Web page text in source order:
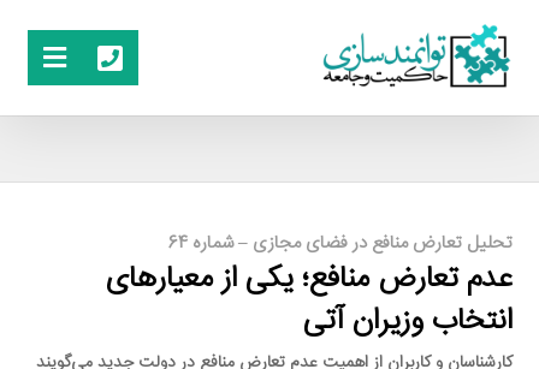
تحلیل تعارض منافع در فضای مجازی – شماره 64
عدم تعارض منافع؛ یکی از معیارهای
انتخاب وزیران آتی
کارشناسان و کاربران از اهمیت عدم تعارض منافع در دولت جدید می‌گویند